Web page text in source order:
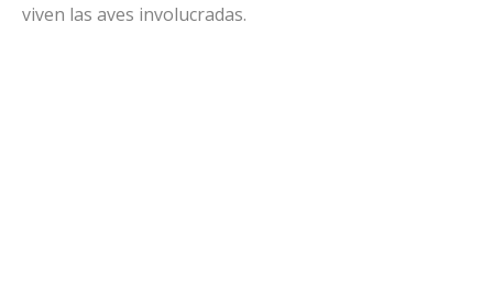
viven las aves involucradas.